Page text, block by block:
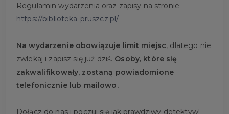
Regulamin wydarzenia oraz zapisy na stronie:
https://biblioteka-pruszcz.pl/.
Na wydarzenie obowiązuje limit miejsc, dlatego nie
zwlekaj i zapisz się już dziś. Osoby, które się
zakwalifikowały, zostaną powiadomione
telefonicznie lub mailowo.
Dołącz do nas i poczuj się jak prawdziwy detektyw!